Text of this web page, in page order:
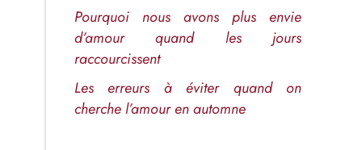
Pourquoi nous avons plus envie
d’amour quand les jours
raccourcissent
Les erreurs à éviter quand on
cherche l’amour en automne